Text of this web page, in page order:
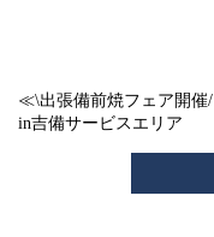
≪\出張備前焼フェア開催/
in吉備サービスエリア